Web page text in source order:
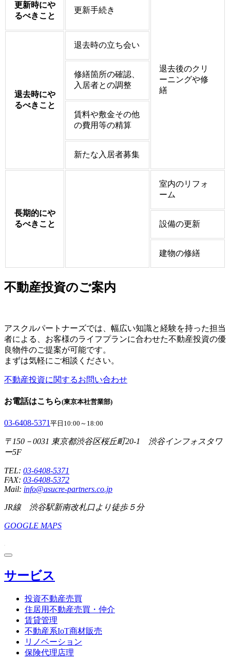
更新時にや
るべきこと
更新手続き
退去後のクリ
ーニングや修
繕
退去時にや
るべきこと
退去時の立ち会い
修繕箇所の確認、
入居者との調整
賃料や敷金その他
の費用等の精算
新たな入居者募集
長期的にや
るべきこと
室内のリフォ
ーム
設備の更新
建物の修繕
不動産投資のご案内
アスクルパートナーズでは、幅広い知識と経験を持った担当
者による、お客様のライフプランに合わせた不動産投資の優
良物件のご提案が可能です。
まずは気軽にご相談ください。
不動産投資に関するお問い合わせ
お電話はこちら(東京本社営業部)
03-6408-5371 平日10:00～18:00
〒150－0031 東京都渋谷区桜丘町20-1 渋谷インフォスタワ
ー5F
TEL: 03-6408-5371
FAX: 03-6408-5372
Mail: info@asucre-partners.co.jp
JR線 渋谷駅新南改札口より徒歩５分
GOOGLE MAPS
サービス
投資不動産売買
住居用不動産売買・仲介
賃貸管理
不動産系IoT商材販売
リノベーション
保険代理店理